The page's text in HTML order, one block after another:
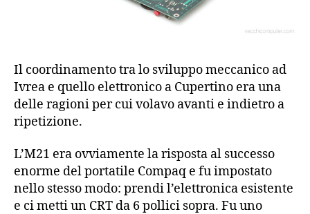
Il coordinamento tra lo sviluppo meccanico ad
Ivrea e quello elettronico a Cupertino era una
delle ragioni per cui volavo avanti e indietro a
ripetizione.
L’M21 era ovviamente la risposta al successo
enorme del portatile Compaq e fu impostato
nello stesso modo: prendi l’elettronica esistente
e ci metti un CRT da 6 pollici sopra. Fu uno